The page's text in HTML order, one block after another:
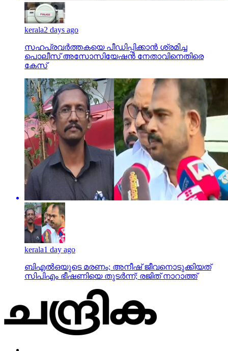
kerala2 days ago
സഹപ്രവര്‍ത്തകയെ പീഡിപ്പിക്കാന്‍ ശ്രമിച്ച
പൊലീസ് അസോസിയേഷന്‍ നേതാവിനെതിരെ
കേസ്
kerala1 day ago
ബിഎല്‍ഒയുടെ മരണം; അനീഷ് ജീവനൊടുക്കിയത്
സിപിഎം ഭീഷണിയെ തുടര്‍ന്ന്; രജിത് നാറാത്ത്